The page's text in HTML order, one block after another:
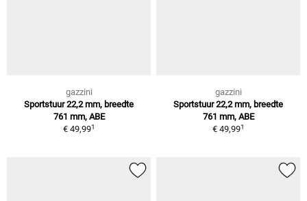
gazzini
Sportstuur 22,2 mm, breedte
761 mm, ABE
€ 49,991
gazzini
Sportstuur 22,2 mm, breedte
761 mm, ABE
€ 49,991